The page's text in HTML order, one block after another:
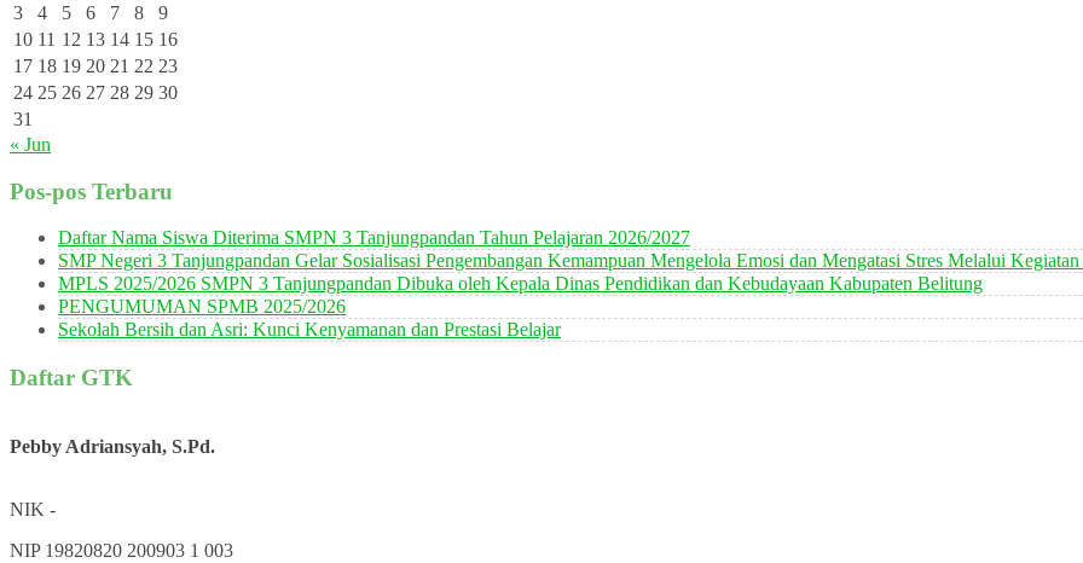
3
4 5 6 7 8
9
10 11 12 13 14 15 16
17 18 19 20 21 22 23
24 25 26 27 28 29 30
31
« Jun
Pos-pos Terbaru
Daftar Nama Siswa Diterima SMPN 3 Tanjungpandan Tahun Pelajaran 2026/2027
SMP Negeri 3 Tanjungpandan Gelar Sosialisasi Pengembangan Kemampuan Mengelola Emosi dan Mengatasi Stres Melalui
MPLS 2025/2026 SMPN 3 Tanjungpandan Dibuka oleh Kepala Dinas Pendidikan dan Kebudayaan Kabupaten Belitung
PENGUMUMAN SPMB 2025/2026
Sekolah Bersih dan Asri: Kunci Kenyamanan dan Prestasi Belajar
Daftar GTK
Pebby Adriansyah, S.Pd.
NIK -
NIP 19820820 200903 1 003